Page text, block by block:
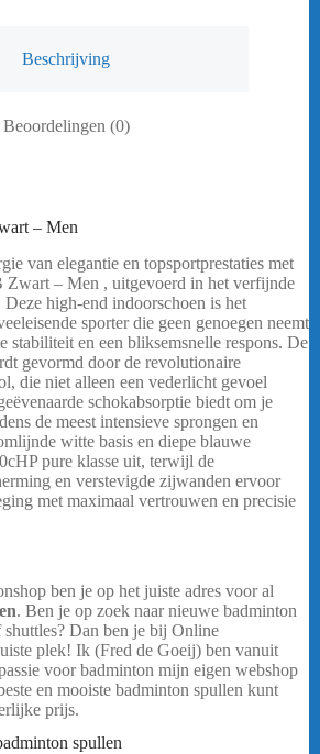
Beschrijving
Beoordelingen (0)
– Men
van elegantie en topsportprestaties met
– Men , uitgevoerd in het verfijnde
high-end indoorschoen is het
sporter die geen genoegen neemt
stabiliteit en een bliksemsnelle respons. De
gevormd door de revolutionaire
die niet alleen een vederlicht gevoel
schokabsorptie biedt om je
de meest intensieve sprongen en
witte basis en diepe blauwe
pure klasse uit, terwijl de
en verstevigde zijwanden ervoor
met maximaal vertrouwen en precisie
ben je op het juiste adres voor al
. Ben je op zoek naar nieuwe badminton
shuttles? Dan ben je bij Online
plek! Ik (Fred de Goeij) ben vanuit
voor badminton mijn eigen webshop
en mooiste badminton spullen kunt
prijs.
spullen